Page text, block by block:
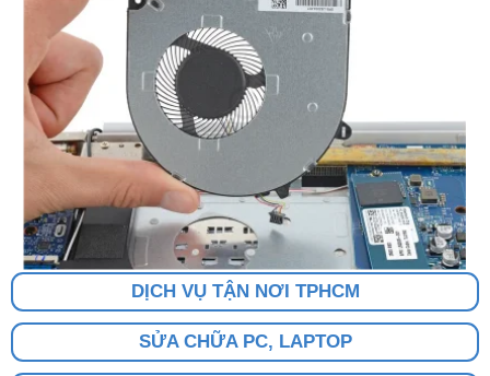
DỊCH VỤ TẬN NƠI TPHCM
SỬA CHỮA PC, LAPTOP